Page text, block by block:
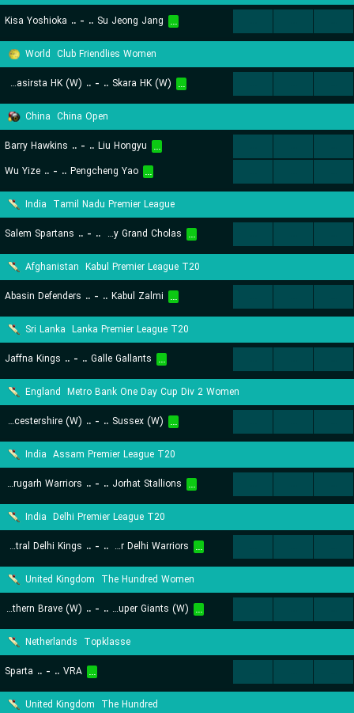
Kisa Yoshioka .. - .. Su Jeong Jang ...
World Club Friendlies Women
Vasteraasirsta HK (W)
.. - .. Skara HK (W) ...
China China Open
Barry Hawkins .. - .. Liu Hongyu ...
Wu Yize .. - .. Pengcheng Yao ...
India Tamil Nadu Premier League
Salem Spartans .. - .. Trichy Grand Cholas ...
Afghanistan Kabul Premier League T20
Abasin Defenders .. - .. Kabul Zalmi ...
Sri Lanka Lanka Premier League T20
Jaffna Kings .. - .. Galle Gallants ...
England Metro Bank One Day Cup Div 2 Women
Gloucestershire (W)
.. - .. Sussex (W) ...
India Assam Premier League T20
Dibrugarh Warriors
.. - .. Jorhat Stallions ...
India Delhi Premier League T20
Central Delhi Kings
.. - .. Outer Delhi Warriors ...
United Kingdom The Hundred Women
Southern Brave (W)
.. - .. Manchester Super Giants (W) ...
Netherlands Topklasse
Sparta .. - .. VRA ...
United Kingdom The Hundred